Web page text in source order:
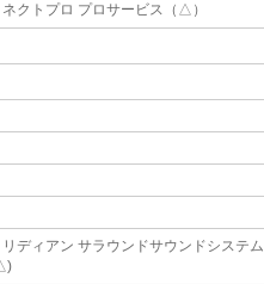
クトプロ プロサービス（△）
ディアン サラウンドサウンドシステム